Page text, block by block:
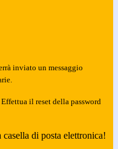
inviato un messaggio
il reset della password
di posta elettronica!